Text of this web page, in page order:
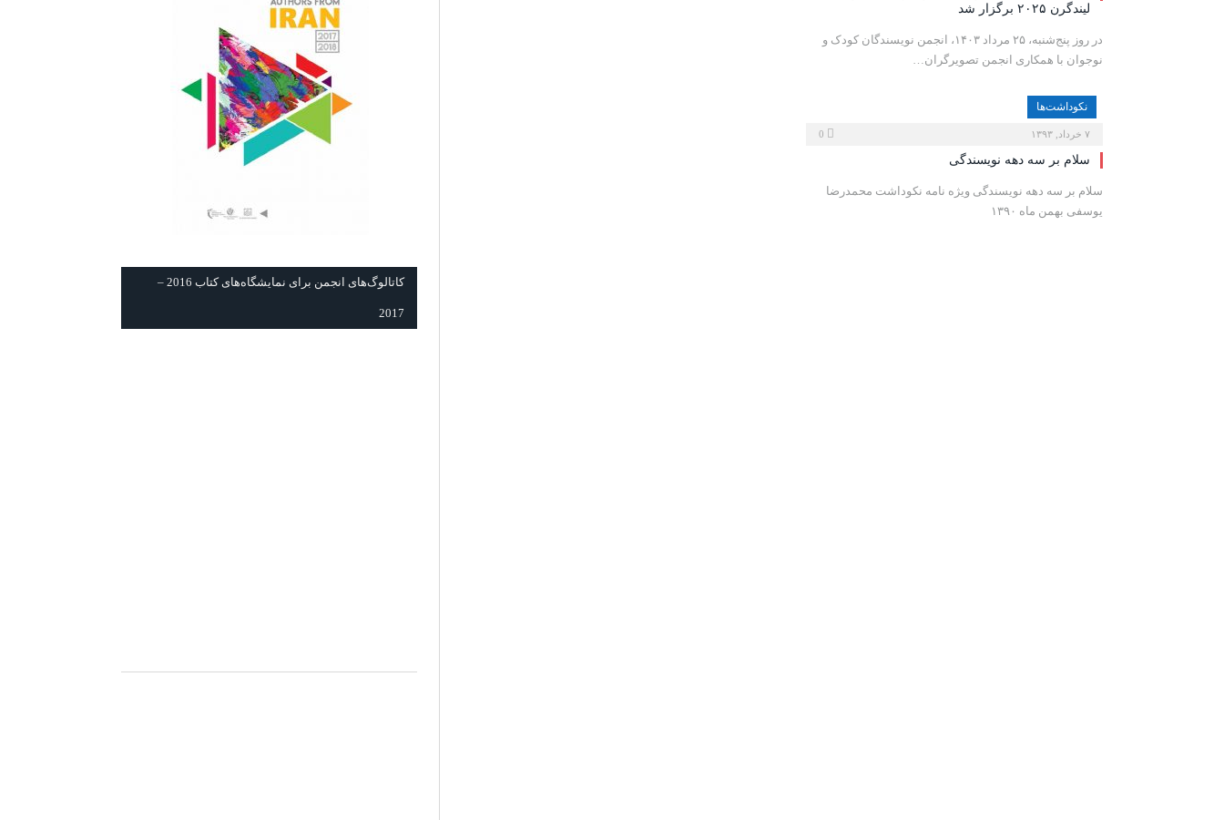
لیندگرن ۲۰۲۵ برگزار شد
در روز پنج‌شنبه، ۲۵ مرداد ۱۴۰۳، انجمن نویسندگان کودک و
نوجوان با همکاری انجمن تصویرگران…
نكوداشت‌ها
۷ خرداد, ۱۳۹۳
سلام بر سه دهه نویسندگی
سلام بر سه دهه نویسندگی ویژه نامه نکوداشت محمدرضا
یوسفی بهمن ماه ۱۳۹۰
كاتالوگ‌های انجمن برای نمايشگاه‌های كتاب 2016 –
2017